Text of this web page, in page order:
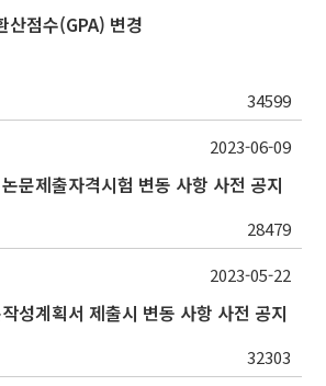
산점수(GPA) 변경
34599
문제출자격시험 변동 사항 사전 공지
28479
2023-06-09
성계획서 제출시 변동 사항 사전 공지
32303
2023-05-22